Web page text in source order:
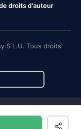
droits d'auteur
S.L.U. Tous droits